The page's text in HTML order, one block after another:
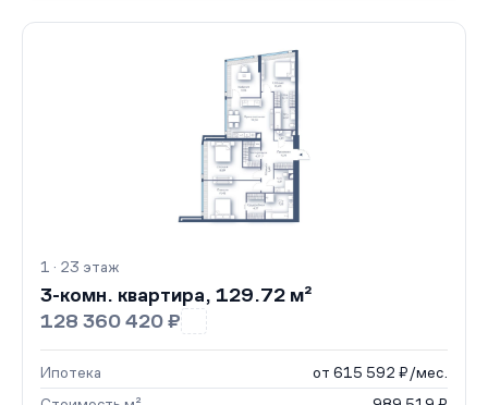
1 · 23 этаж
3-комн. квартира, 129.72 м²
128 360 420 ₽
Ипотека
от 615 592 ₽/мес.